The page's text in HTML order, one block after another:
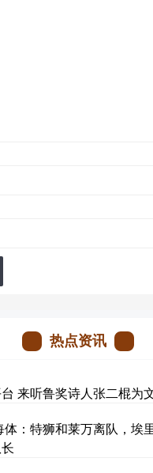
热点资讯
来听鲁奖诗人张二棍为
：特狮和莱万离队，埃